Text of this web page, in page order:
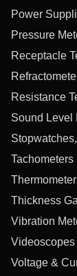
Power
Pressure
Receptacle
Resistance
Sound Level
Tachometers
Thickness
Vibration
Videoscopes
Voltage &